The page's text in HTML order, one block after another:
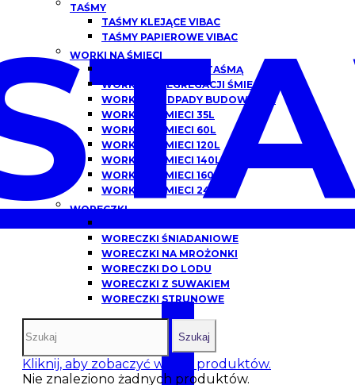
TAŚMY
TAŚMY KLEJĄCE VIBAC
TAŚMY PAPIEROWE VIBAC
WORKI NA ŚMIECI
WORKI NA ŚMIECI Z TAŚMĄ
WORKI DO SEGREGACJI ŚMIECI
WORKI NA ODPADY BUDOWLANE
WORKI NA ŚMIECI 35L
WORKI NA ŚMIECI 60L
WORKI NA ŚMIECI 120L
WORKI NA ŚMIECI 140L
WORKI NA ŚMIECI 160L
WORKI NA ŚMIECI 240L
WORECZKI
WORECZKI ŚNIADANIOWE
WORECZKI NA MROŻONKI
WORECZKI DO LODU
WORECZKI Z SUWAKIEM
WORECZKI STRUNOWE
Szukaj
Kliknij, aby zobaczyć więcej produktów.
Nie znaleziono żadnych produktów.